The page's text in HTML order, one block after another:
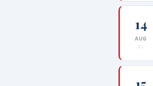
14
AUG
Fr